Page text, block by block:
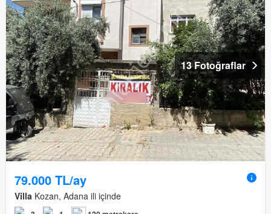
13 Fotoğraflar
79.000 TL/ay
Villa Kozan, Adana ili içinde